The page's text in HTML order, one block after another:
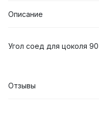
Описание
Угол соед для цоколя
Отзывы